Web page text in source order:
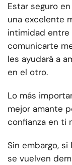
Estar seguro
una excelente
intimidad entre
comunicarte
les ayudará a
en el otro.
Lo más
mejor amante
confianza en ti
Sin embargo,
se vuelven